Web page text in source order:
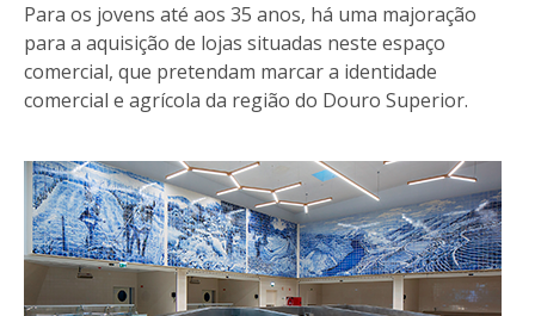
Para os jovens até aos 35 anos, há uma majoração
para a aquisição de lojas situadas neste espaço
comercial, que pretendam marcar a identidade
comercial e agrícola da região do Douro Superior.